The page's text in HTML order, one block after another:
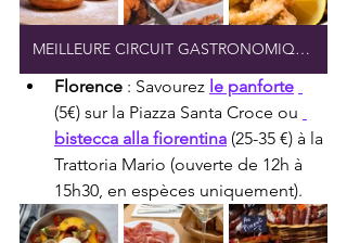
MEILLEURE CIRCUIT GASTRONOMIQUE DE VENISE
Florence : Savourez le panforte
(5€) sur la Piazza Santa Croce ou
bistecca alla fiorentina (25-35 €) à la
Trattoria Mario (ouverte de 12h à
15h30, en espèces uniquement).